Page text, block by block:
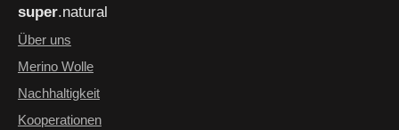
genommen und die
einverstanden.
super.natural
Über uns
Merino Wolle
Nachhaltigkeit
Kooperationen